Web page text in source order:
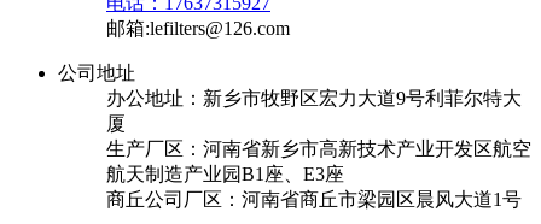
邮箱:lefilters@126.com
公司地址
办公地址：新乡市牧野区宏力大道9号利菲尔特大
厦
生产厂区：河南省新乡市高新技术产业开发区航空
航天制造产业园B1座、E3座
商丘公司厂区：河南省商丘市梁园区晨风大道1号